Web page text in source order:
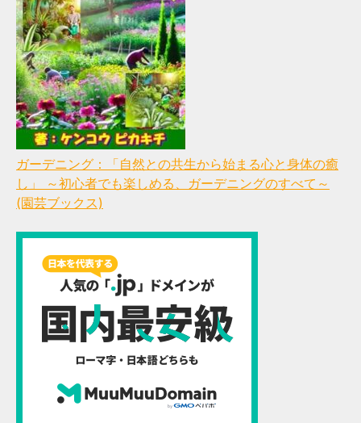
ガーデニング：「自然との共生から始まる心と身体の癒
し」 ～初心者でも楽しめる、ガーデニングのすべて～
(園芸ブックス)